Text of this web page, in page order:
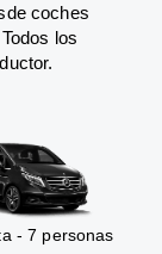
coches
los
- 7 personas